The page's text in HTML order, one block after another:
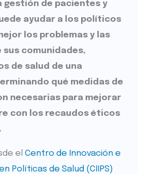
gestión de pacientes y
ayudar a los políticos
los problemas y las
sus comunidades,
de salud de una
qué medidas de
necesarias para mejorar
con los recaudos éticos
elCentro de Innovación e
Políticas de Salud (CIIPS)